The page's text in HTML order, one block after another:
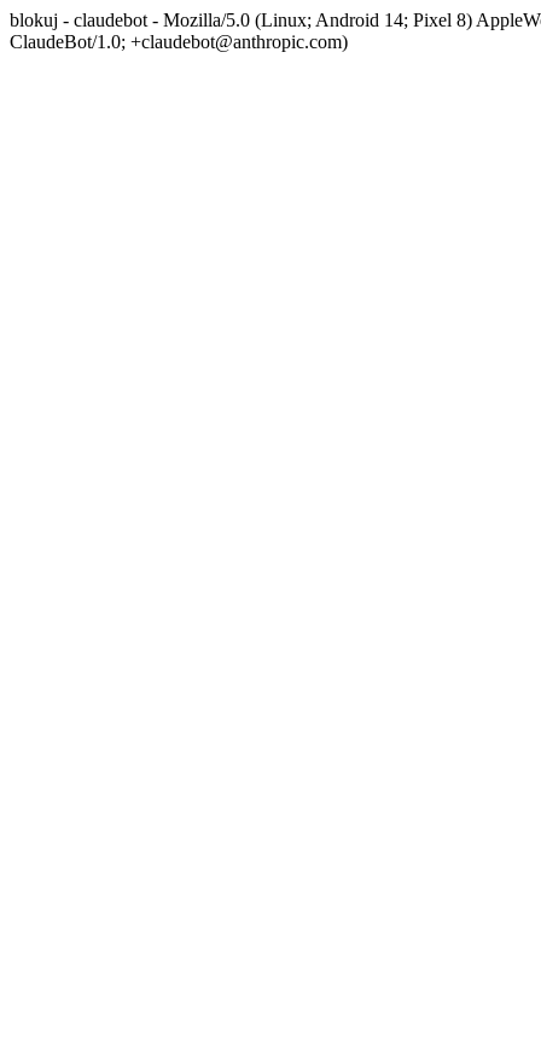
blokuj - claudebot - Mozilla/5.0 (Linux; Android 14; Pixel 8)
ClaudeBot/1.0; +claudebot@anthropic.com)